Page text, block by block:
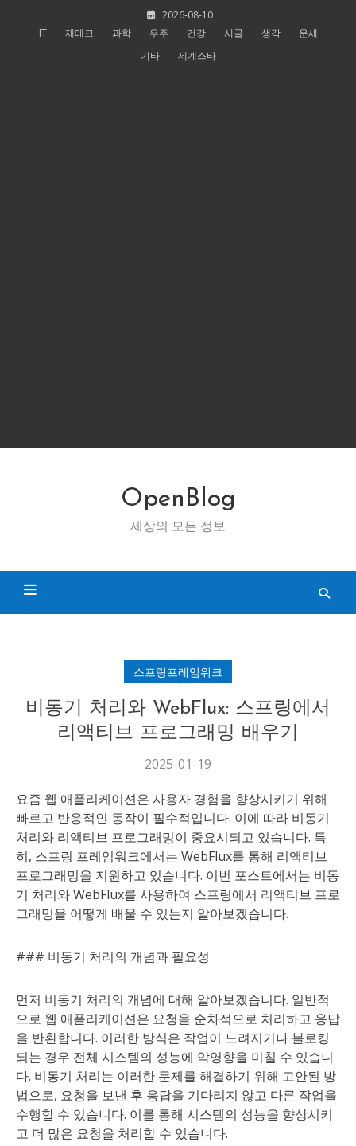
2026-08-10
IT
재테크 과학 우주 건강 시골 생각
운세
기타
세계스타
OpenBlog
세상의 모든 정보
스프링프레임워크
비동기 처리와 WebFlux: 스프링에서
리액티브 프로그래밍 배우기
2025-01-19
요즘 웹 애플리케이션은 사용자 경험을 향상시키기 위해
빠르고 반응적인 동작이 필수적입니다. 이에 따라 비동기
처리와 리액티브 프로그래밍이 중요시되고 있습니다. 특
히, 스프링 프레임워크에서는 WebFlux를 통해 리액티브
프로그래밍을 지원하고 있습니다. 이번 포스트에서는 비동
기 처리와 WebFlux를 사용하여 스프링에서 리액티브 프로
그래밍을 어떻게 배울 수 있는지 알아보겠습니다.
### 비동기 처리의 개념과 필요성
먼저 비동기 처리의 개념에 대해 알아보겠습니다. 일반적
으로 웹 애플리케이션은 요청을 순차적으로 처리하고 응답
을 반환합니다. 이러한 방식은 작업이 느려지거나 블로킹
되는 경우 전체 시스템의 성능에 악영향을 미칠 수 있습니
다. 비동기 처리는 이러한 문제를 해결하기 위해 고안된 방
법으로, 요청을 보낸 후 응답을 기다리지 않고 다른 작업을
수행할 수 있습니다. 이를 통해 시스템의 성능을 향상시키
고 더 많은 요청을 처리할 수 있습니다.